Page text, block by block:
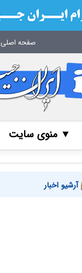
صفحه اصلی
▼ منوی سایت
آرشیو اخبار